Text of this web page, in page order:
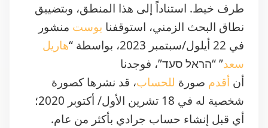
طرف خيط. استناداً إلى هذا المنطق، وبتضييق
نطاق البحث الزمني، استوقفنا بوست منشور
في 22 أيلول/سبتمبر 2023، بواسطة “
هاريل
سعد” “הראל סעד”، فوجدنا
أن أقدم صورة للحساب، قد نشرها كصورة
شخصية له في 18 تشرين الأول/ أكتوبر 2020؛
أي قبل إنشاء حساب جرادي بأكثر من عام.